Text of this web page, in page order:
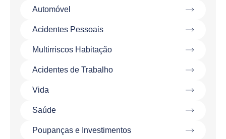
Automóvel
Acidentes Pessoais
Multirriscos Habitação
Acidentes de Trabalho
Vida
Saúde
Poupanças e Investimentos